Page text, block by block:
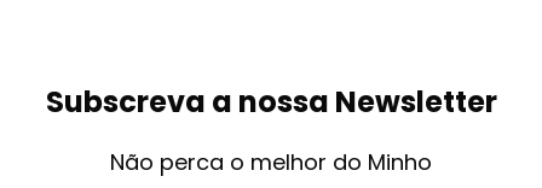
Subscreva a nossa Newsletter
Não perca o melhor do Minho